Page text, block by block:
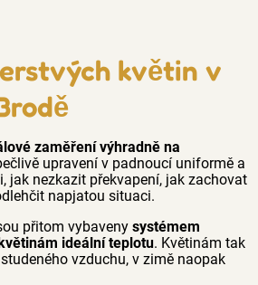
květin v
zaměření výhradně na
upravení v padnoucí uniformě a
jak nezkazit překvapení, jak zachovat
napjatou situaci.
přitom vybaveny systémem
ideální teplotu. Květinám tak
vzduchu, v zimě naopak